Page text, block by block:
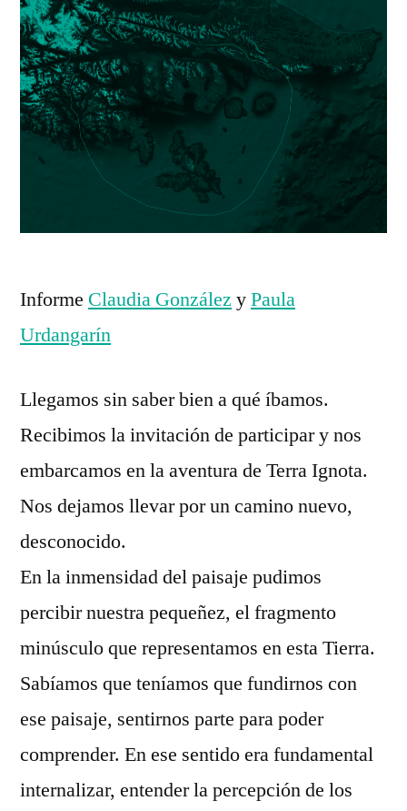
Informe Claudia González yPaula
Urdangarín
Llegamos sin saber bien a qué íbamos.
Recibimos la invitación de participar y nos
embarcamos en la aventura de Terra Ignota.
Nos dejamos llevar por un camino nuevo,
desconocido.
En la inmensidad del paisaje pudimos
percibir nuestra pequeñez, el fragmento
minúsculo que representamos en esta Tierra.
Sabíamos que teníamos que fundirnos con
ese paisaje, sentirnos parte para poder
comprender. En ese sentido era fundamental
internalizar, entender la percepción de los